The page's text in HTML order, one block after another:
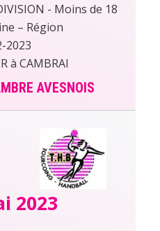
- Moins de 18
– Région
2023
à CAMBRAI
AVESNOIS
2023